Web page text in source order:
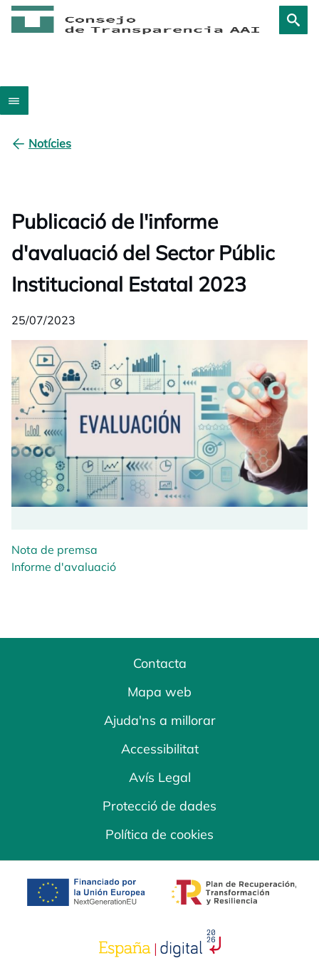
Notícies
Publicació de l'informe
d'avaluació del Sector Públic
Institucional Estatal 2023
25/07/2023
Nota de premsa
Informe d'avaluació
Contacta
Mapa web
Ajuda'ns a millorar
Accessibilitat
Avís Legal
Protecció de dades
Política de cookies
opens in a new tab opens in a new
opens in a new tab